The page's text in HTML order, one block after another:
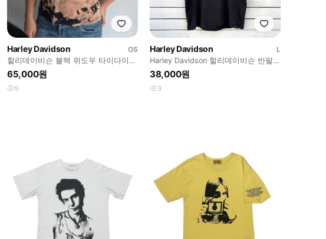
Harley Davidson
OS
할리데이비슨 블랙 위도우 타이다이
슬리브리스 나시 블랙
65,000원
5
Harley Davidson
L
Harley Davidson 할리데이비슨 반팔
티셔츠
38,000원
3